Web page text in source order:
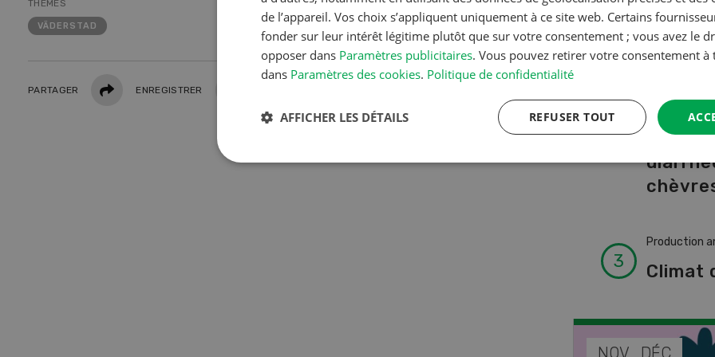
THÈMES
VÄDERSTAD
PARTAGER PartagerENREGISTRER
A à Z
Production
faire
Production
Climat
NOV DÉC
de l’appareil. Vos choix s’appliquent uniquement à ce site web. Certains
fonder sur leur intérêt légitime plutôt que sur votre consentement ; vous avez le
opposer dans Paramètres publicitaires. Vous pouvez retirer votre consentement
dans Paramètres des cookies. Politique de confidentialité
REFUSER TOUT
AFFICHER LES DÉTAILS